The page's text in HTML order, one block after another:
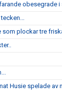
obesegrade i
som plockar tre
Husie spelade av